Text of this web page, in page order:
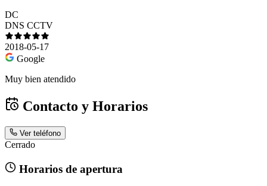
DC
DNS CCTV
2018-05-17
Google
Muy bien atendido
Contacto y Horarios
Ver teléfono
Cerrado
Horarios de apertura